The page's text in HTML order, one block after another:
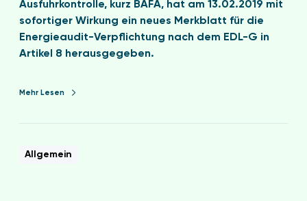
Ausfuhrkontrolle, kurz BAFA, hat am 13.02.2019 mit
sofortiger Wirkung ein neues Merkblatt für die
Energieaudit-Verpflichtung nach dem EDL-G in
Artikel 8 herausgegeben.
Mehr Lesen
Allgemein